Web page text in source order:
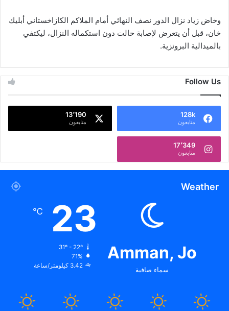
وخاض زياد نزال الدور نصف النهائي أمام الملاكم الكازاخستاني أبليك
خان، قبل أن يتعرض لإصابة حالت دون استكماله النزال، ليكتفي
بالميدالية البرونزية.
Follow Us
128k
متابعون
13٬190
متابعون
17٬349
متابعون
Weather
Amman, Jo
سماء صافية
23
℃
31º - 22º
71%
3.42 كيلومتر/ساعة